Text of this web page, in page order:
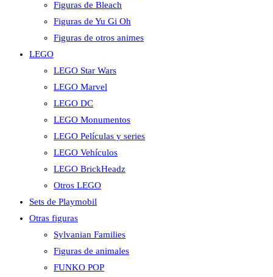
Figuras de Bleach
Figuras de Yu Gi Oh
Figuras de otros animes
LEGO
LEGO Star Wars
LEGO Marvel
LEGO DC
LEGO Monumentos
LEGO Películas y series
LEGO Vehículos
LEGO BrickHeadz
Otros LEGO
Sets de Playmobil
Otras figuras
Sylvanian Families
Figuras de animales
FUNKO POP